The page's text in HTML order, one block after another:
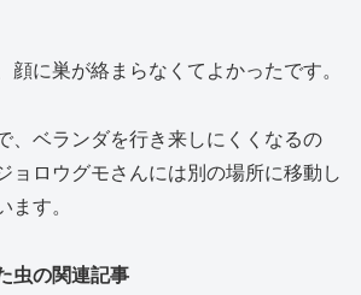
顔に巣が絡まらなくてよかったです。
、ベランダを行き来しにくくなるの
ョロウグモさんには別の場所に移動し
ます。
虫の関連記事